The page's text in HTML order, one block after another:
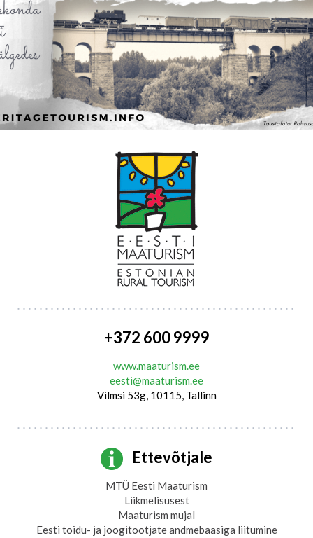
+372 600 9999
www.maaturism.ee
eesti@maaturism.ee
Vilmsi 53g, 10115, Tallinn
Ettevõtjale
MTÜ Eesti Maaturism
Liikmelisusest
Maaturism mujal
Eesti toidu- ja joogitootjate andmebaasiga liitumine